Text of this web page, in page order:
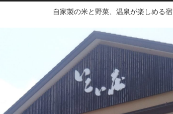
自家製の米と野菜、温泉が楽しめる宿